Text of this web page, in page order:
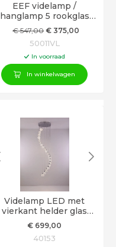
EEF videlamp /
hanglamp 5 rookglas
hangers 330cm
€547,00 € 375,00
50011VL
In voorraad
In winkelwagen
Videlamp LED met
vierkant helder glas
300cm
€ 699,00
40153